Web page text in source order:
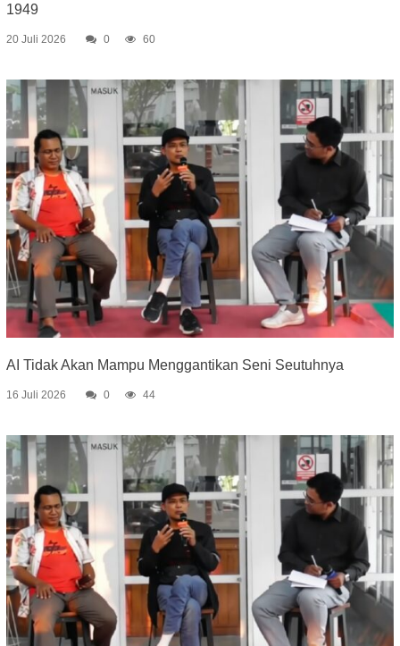
1949
20 Juli 2026 0 60
AI Tidak Akan Mampu Menggantikan Seni Seutuhnya
16 Juli 2026 0 44